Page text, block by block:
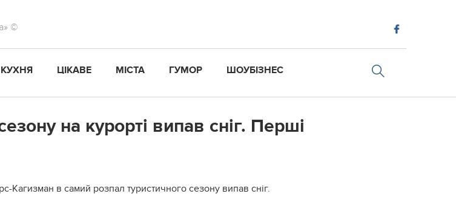
©
КУХНЯ ЦІКАВЕ МІСТА ГУМОР ШОУБІЗНЕС
на курорті випав сніг. Перші
Кагизман в самий розпал туристичного сезону випав сніг.